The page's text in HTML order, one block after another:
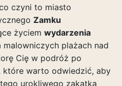
czyni to miasto
Zamku
życiem wydarzenia
malowniczych plażach nad
Cię w podróż po
które warto odwiedzić, aby
urokliwego zakątka